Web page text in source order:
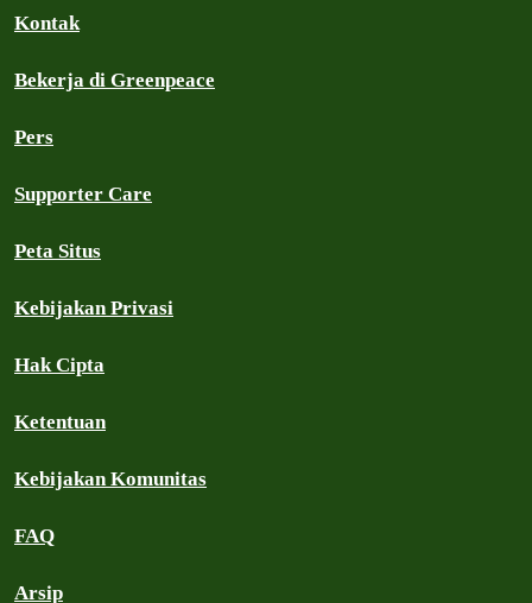
Kontak
Bekerja di Greenpeace
Pers
Supporter Care
Peta Situs
Kebijakan Privasi
Hak Cipta
Ketentuan
Kebijakan Komunitas
FAQ
Arsip